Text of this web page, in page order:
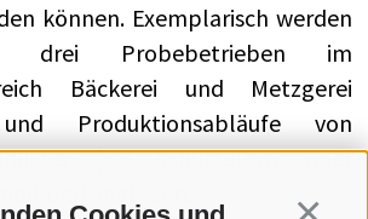
können. Exemplarisch werden
drei Probebetrieben im
Bäckerei und Metzgerei
Produktionsabläufe von
(z.B. Schüttelbrot oder